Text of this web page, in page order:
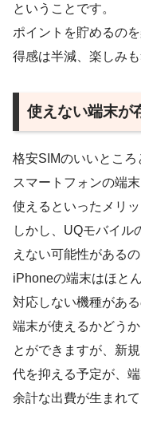
ということです。
ポイントを貯めるの
得感は半減、楽しみ
使えない端末が
格安SIMのいいとこ
スマートフォンの端
使えるといったメリッ
しかし、UQモバイル
えない可能性があるの
iPhoneの端末はほと
対応しない機種があ
端末が使えるかどう
とができますが、新
代を抑える予定が、
余計な出費が生まれて